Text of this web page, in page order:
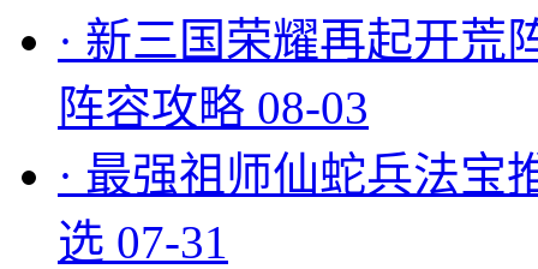
· 新三国荣耀再起开荒
阵容攻略 08-03
· 最强祖师仙蛇兵法宝
选 07-31